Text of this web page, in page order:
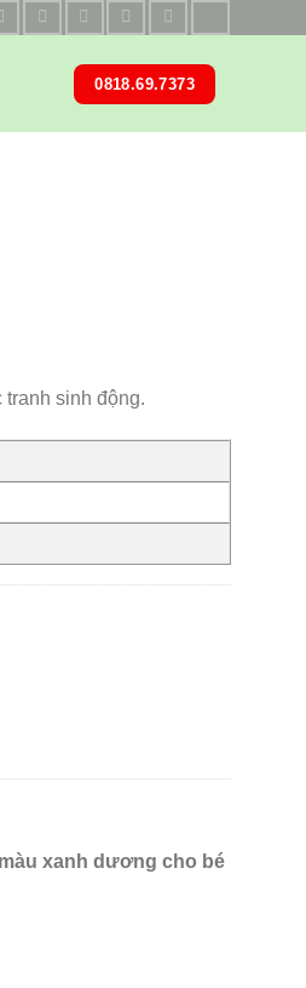
0818.69.7373
tranh sinh động.
xanh dương cho bé